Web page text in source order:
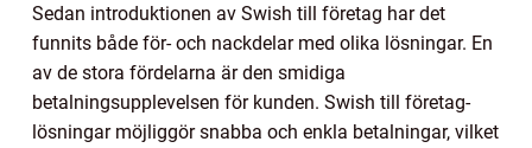
Sedan introduktionen av Swish till företag har det
funnits både för- och nackdelar med olika lösningar. En
av de stora fördelarna är den smidiga
betalningsupplevelsen för kunden. Swish till företag-
lösningar möjliggör snabba och enkla betalningar, vilket